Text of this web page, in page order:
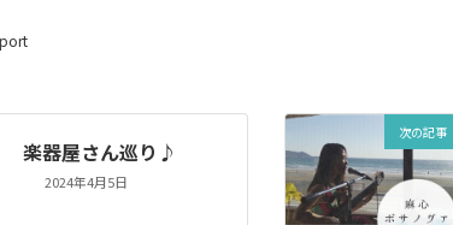
楽器屋さん巡り♪
2024年4月5日
次の記事